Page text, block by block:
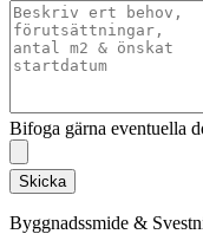
Bifoga gärna eventuella
Skicka
Byggnadssmide &